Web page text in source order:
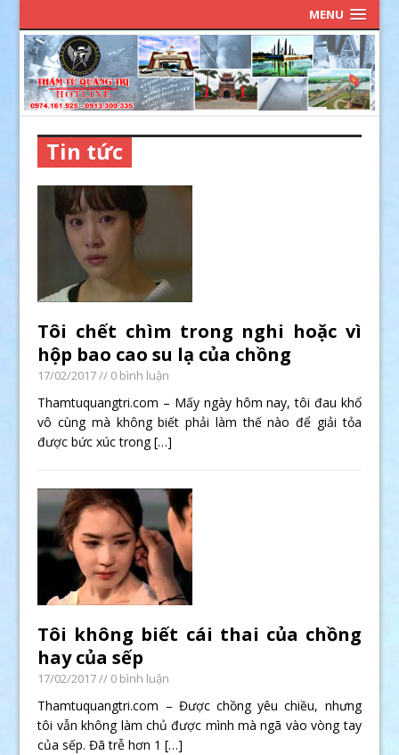
MENU
Tin tức
Tôi chết chìm trong nghi hoặc vì
hộp bao cao su lạ của chồng
17/02/2017// 0 bình luận
Thamtuquangtri.com – Mấy ngày hôm nay, tôi đau khổ
vô cùng mà không biết phải làm thế nào để giải tỏa
được bức xúc trong[…]
Tôi không biết cái thai của chồng
hay của sếp
17/02/2017// 0 bình luận
Thamtuquangtri.com – Được chồng yêu chiều, nhưng
tôi vẫn không làm chủ được mình mà ngã vào vòng tay
của sếp. Đã trễ hơn 1[…]